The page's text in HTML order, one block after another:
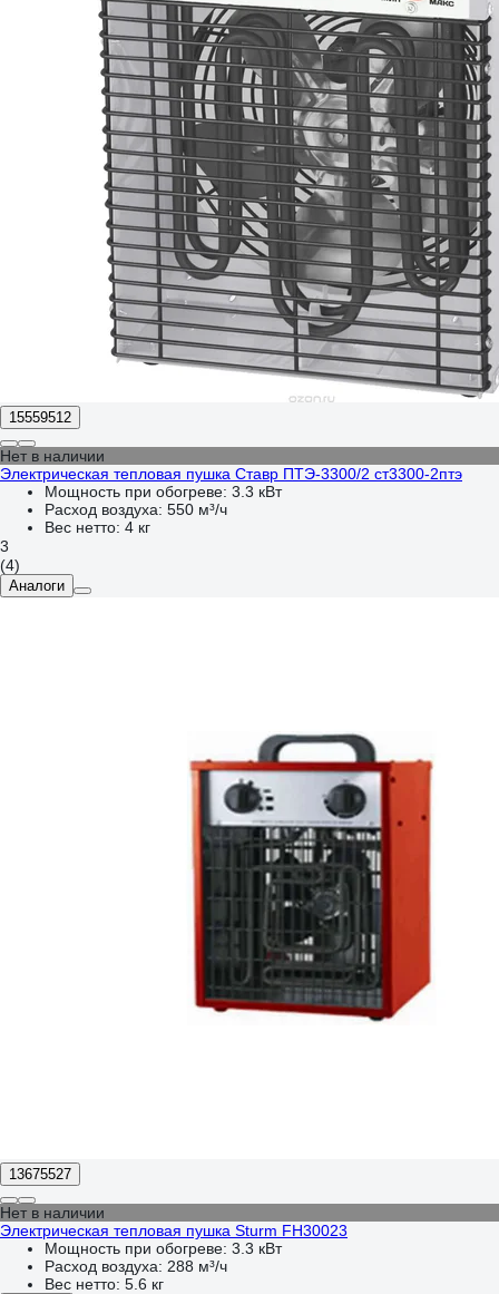
15559512
Нет в наличии
Электрическая тепловая пушка Ставр ПТЭ-3300/2 ст3300-2птэ
Мощность при обогреве: 3.3 кВт
Расход воздуха: 550 м³/ч
Вес нетто: 4 кг
3
(4)
Аналоги
13675527
Нет в наличии
Электрическая тепловая пушка Sturm FH30023
Мощность при обогреве: 3.3 кВт
Расход воздуха: 288 м³/ч
Вес нетто: 5.6 кг